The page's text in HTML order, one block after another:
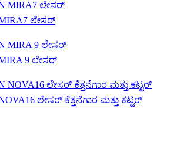
ಲೇಸರ್
9 ಲೇಸರ್
ಲೇಸರ್ ಕೆತ್ತನೆಗಾರ ಮತ್ತು ಕಟ್ಟರ್